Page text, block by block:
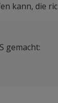
kann, die
gemacht: